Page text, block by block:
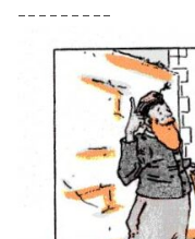
– – – – – – – – –